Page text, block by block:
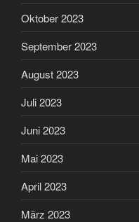
Oktober 2023
September 2023
August 2023
Juli 2023
Juni 2023
Mai 2023
April 2023
März 2023